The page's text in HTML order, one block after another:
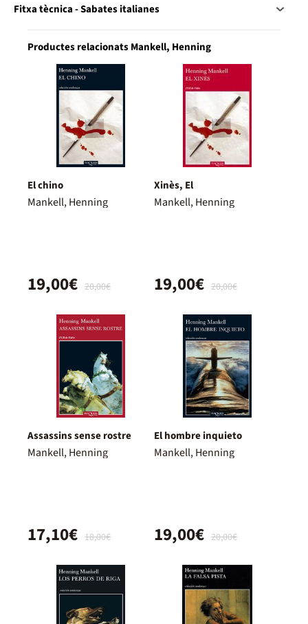
Fitxa tècnica - Sabates italianes
Productes relacionats Mankell, Henning
El chino
Mankell, Henning
20,00€
19,00€
Xinès, El
Mankell, Henning
20,00€
19,00€
Assassins sense rostre
Mankell, Henning
18,00€
17,10€
El hombre inquieto
Mankell, Henning
20,00€
19,00€